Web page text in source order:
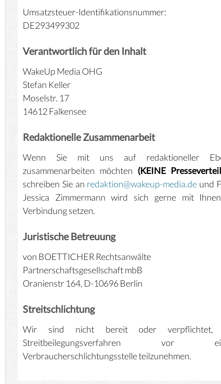
Umsatzsteuer-Identifikationsnummer:
DE293499302
Verantwortlich für den Inhalt
WakeUp Media OHG
Stefan Keller
Moselstr. 17
14612 Falkensee
Redaktionelle Zusammenarbeit
Wenn Sie mit uns auf redaktioneller
zusammenarbeiten möchten (KEINE
schreiben Sie an redaktion@wakeup-media.de und
Jessica Zimmermann wird sich gerne mit
Verbindung setzen.
Juristische Betreuung
von BOETTICHER Rechtsanwälte
Partnerschaftsgesellschaft mbB
Oranienstr 164, D-10696 Berlin
Streitschlichtung
Wir sind nicht bereit oder verpflichtet,
Streitbeilegungsverfahren vor
Verbraucherschlichtungsstelle teilzunehmen.